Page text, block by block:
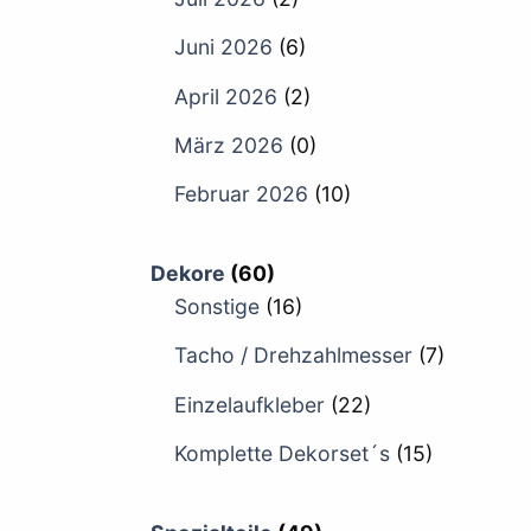
Juni 2026 (6)
April 2026 (2)
März 2026 (0)
Februar 2026 (10)
Dekore (60)
Sonstige (16)
Tacho / Drehzahlmesser (7)
Einzelaufkleber (22)
Komplette Dekorset´s (15)